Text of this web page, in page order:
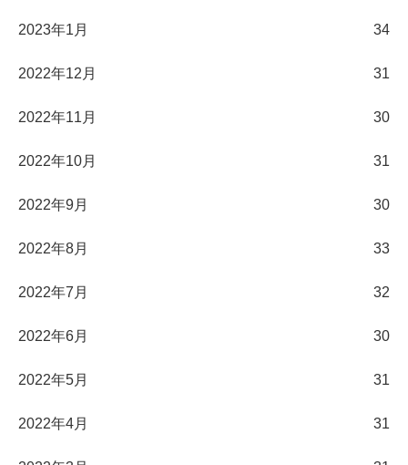
2023年1月 34
2022年12月 31
2022年11月 30
2022年10月 31
2022年9月 30
2022年8月 33
2022年7月 32
2022年6月 30
2022年5月 31
2022年4月 31